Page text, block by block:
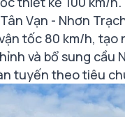
Vạn - Nhơn
tốc 80 km/h,
và bổ sung cầu
tuyến theo tiêu